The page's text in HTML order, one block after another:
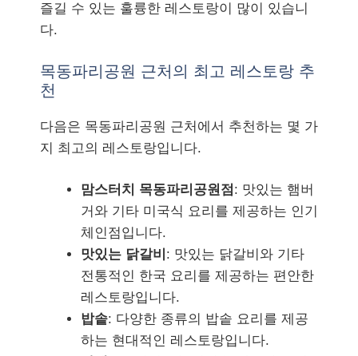
즐길 수 있는 훌륭한 레스토랑이 많이 있습니
다.
목동파리공원 근처의 최고 레스토랑 추
천
다음은 목동파리공원 근처에서 추천하는 몇 가
지 최고의 레스토랑입니다.
맘스터치 목동파리공원점 : 맛있는 햄버
거와 기타 미국식 요리를 제공하는 인기
체인점입니다.
맛있는 닭갈비 : 맛있는 닭갈비와 기타
전통적인 한국 요리를 제공하는 편안한
레스토랑입니다.
밥솥: 다양한 종류의 밥솥 요리를 제공
하는 현대적인 레스토랑입니다.